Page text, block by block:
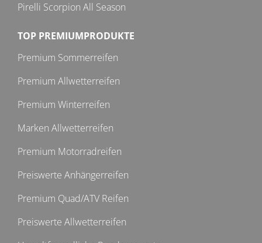
Pirelli Scorpion All Season
TOP PREMIUMPRODUKTE
Premium Sommerreifen
Premium Allwetterreifen
Premium Winterreifen
Marken Allwetterreifen
Premium Motorradreifen
Preiswerte Anhängerreifen
Premium Quad/ATV Reifen
Preiswerte Allwetterreifen